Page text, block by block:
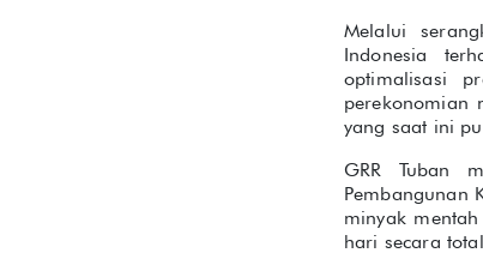
Melalui
Indonesia
optimalisasi
perekonomian
yang saat ini
GRR Tuban
Pembangunan
minyak
hari secara